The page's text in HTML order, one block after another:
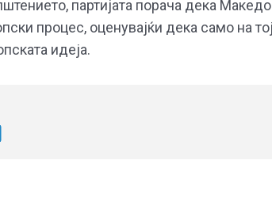
партијата порача дека
процес, оценувајќи дека само на
идеја.